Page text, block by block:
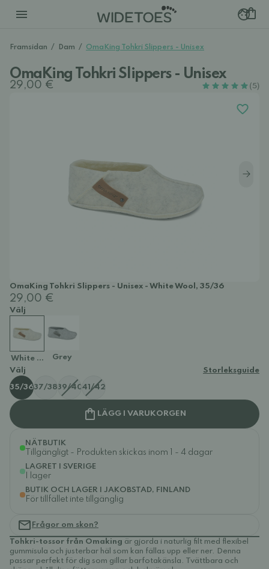
Framsidan / Dam / OmaKing Tohkri Slippers - Unisex
OmaKing Tohkri Slippers - Unisex
29,00 € (5)
OmaKing Tohkri Slippers - Unisex - White Wool, 35/36
29,00 €
Välj
White WoolGrey
Välj
Storleksguide
35/3637/3839/4041/42
LÄGG I VARUKORGEN
NÄTBUTIK
Tillgängligt - Produkten skickas inom 1 - 4 dagar
LAGRET I SVERIGE
I lager
BUTIK OCH LAGER I JAKOBSTAD, FINLAND
För tillfället inte tillgänglig
Frågor om skon?
Tohkri-tossor från Omaking är gjorda i naturlig filt med flexibel
gummisula och justerbar häl som kan fällas upp eller ner. Denna
passar perfekt för dig som gillar barfotakänsla. Tvättbara och